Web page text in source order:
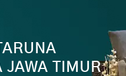
JAWA TIMUR